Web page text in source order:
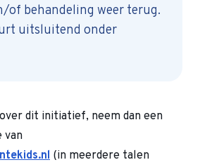
of behandeling weer terug.
uitsluitend onder
dit initiatief, neem dan een
van
(in meerdere talen